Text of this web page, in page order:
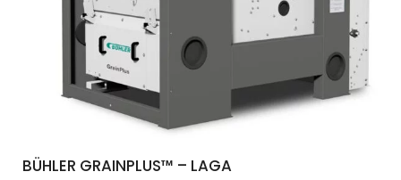
BÜHLER GRAINPLUS™ – LAGA